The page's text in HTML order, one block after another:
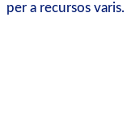
per a recursos varis.